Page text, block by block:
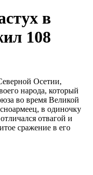
в
108
Осетии,
народа, который
во время Великой
в одиночку
отвагой и
сражение в его